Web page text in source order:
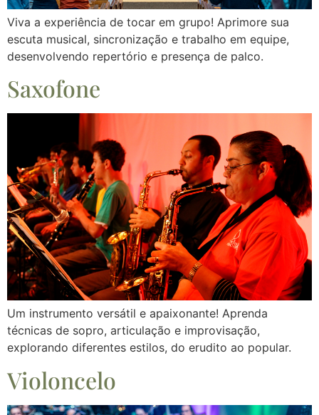
Viva a experiência de tocar em grupo! Aprimore sua
escuta musical, sincronização e trabalho em equipe,
desenvolvendo repertório e presença de palco.
Saxofone
Um instrumento versátil e apaixonante! Aprenda
técnicas de sopro, articulação e improvisação,
explorando diferentes estilos, do erudito ao popular.
Violoncelo